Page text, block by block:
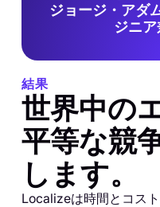
ジョージ・アダ
ジニ
結果
世界中の
平等な競
します。
Localizeは時間とコス